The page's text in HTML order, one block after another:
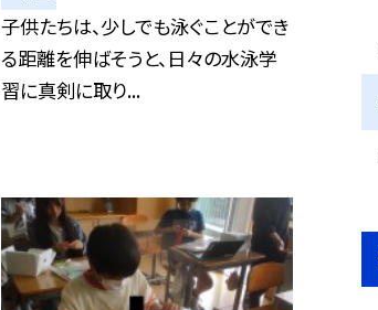
子供たちは、少しでも泳ぐことができ
る距離を伸ばそうと、日々の水泳学
習に真剣に取り...